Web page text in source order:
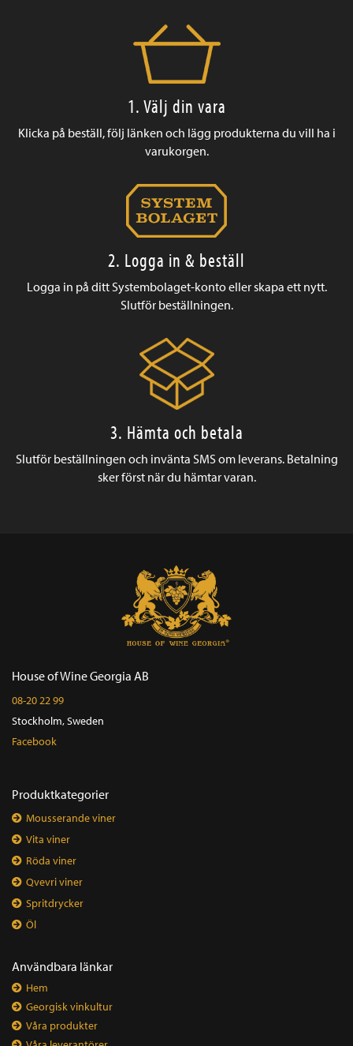
1. Välj din vara
Klicka på beställ, följ länken och lägg produkterna du vill ha i
varukorgen.
2. Logga in & beställ
Logga in på ditt Systembolaget-konto eller skapa ett nytt.
Slutför beställningen.
3. Hämta och betala
Slutför beställningen och invänta SMS om leverans. Betalning
sker först när du hämtar varan.
House of Wine Georgia AB
08-20 22 99
Stockholm, Sweden
Facebook
Produktkategorier
Mousserande viner
Vita viner
Röda viner
Qvevri viner
Spritdrycker
Öl
Användbara länkar
Hem
Georgisk vinkultur
Våra produkter